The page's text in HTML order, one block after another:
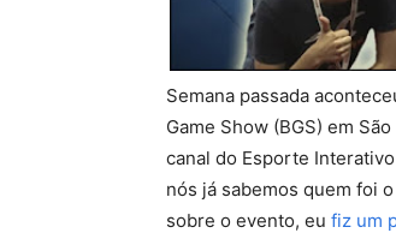
Semana passada
Game Show (BGS) em
canal do Esporte
nós já sabemos quem foi
sobre o evento, eu fiz um